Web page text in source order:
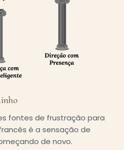
fontes de frustração para
é a sensação de
de novo.